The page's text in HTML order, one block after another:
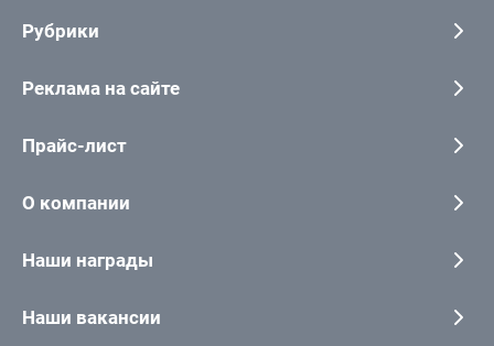
Рубрики
Реклама на сайте
Прайс-лист
О компании
Наши награды
Наши вакансии